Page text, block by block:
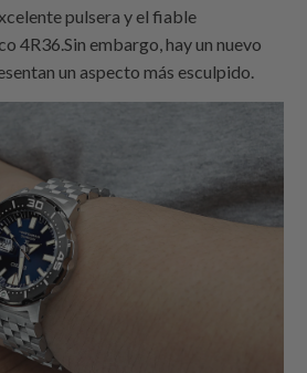
pulsera y el fiable
4R36.Sin embargo, hay un nuevo
un aspecto más esculpido.